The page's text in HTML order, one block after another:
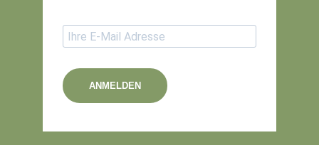
ANMELDEN